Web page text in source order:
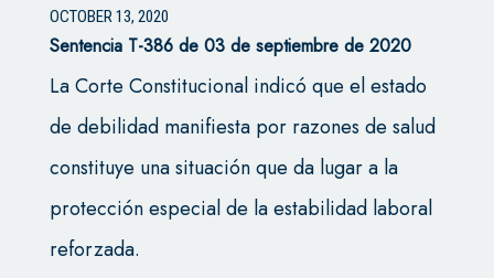
OCTOBER 13, 2020
Sentencia T-386 de 03 de septiembre de 2020
La Corte Constitucional indicó que el estado
de debilidad manifiesta por razones de salud
constituye una situación que da lugar a la
protección especial de la estabilidad laboral
reforzada.